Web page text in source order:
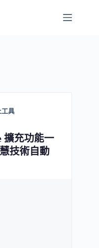
工具
擴充功能一
技術自動